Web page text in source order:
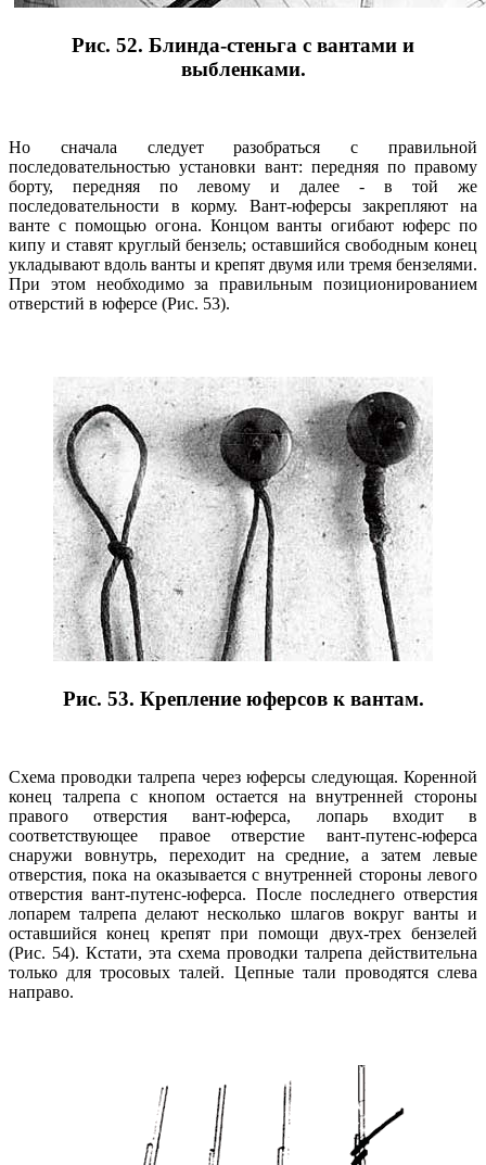
Рис. 52. Блинда-стеньга с вантами и
выбленками.
Но сначала следует разобраться с правильной
последовательностью установки вант: передняя по правому
борту, передняя по левому и далее - в той же
последовательности в корму. Вант-юферсы закрепляют на
ванте с помощью огона. Концом ванты огибают юферс по
кипу и ставят круглый бензель; оставшийся свободным конец
укладывают вдоль ванты и крепят двумя или тремя бензелями.
При этом необходимо за правильным позиционированием
отверстий в юферсе (Рис. 53).
Рис. 53. Крепление юферсов к вантам.
Схема проводки талрепа через юферсы следующая. Коренной
конец талрепа с кнопом остается на внутренней стороны
правого отверстия вант-юферса, лопарь входит в
соответствующее правое отверстие вант-путенс-юферса
снаружи вовнутрь, переходит на средние, а затем левые
отверстия, пока на оказывается с внутренней стороны левого
отверстия вант-путенс-юферса. После последнего отверстия
лопарем талрепа делают несколько шлагов вокруг ванты и
оставшийся конец крепят при помощи двух-трех бензелей
(Рис. 54). Кстати, эта схема проводки талрепа действительна
только для тросовых талей. Цепные тали проводятся слева
направо.